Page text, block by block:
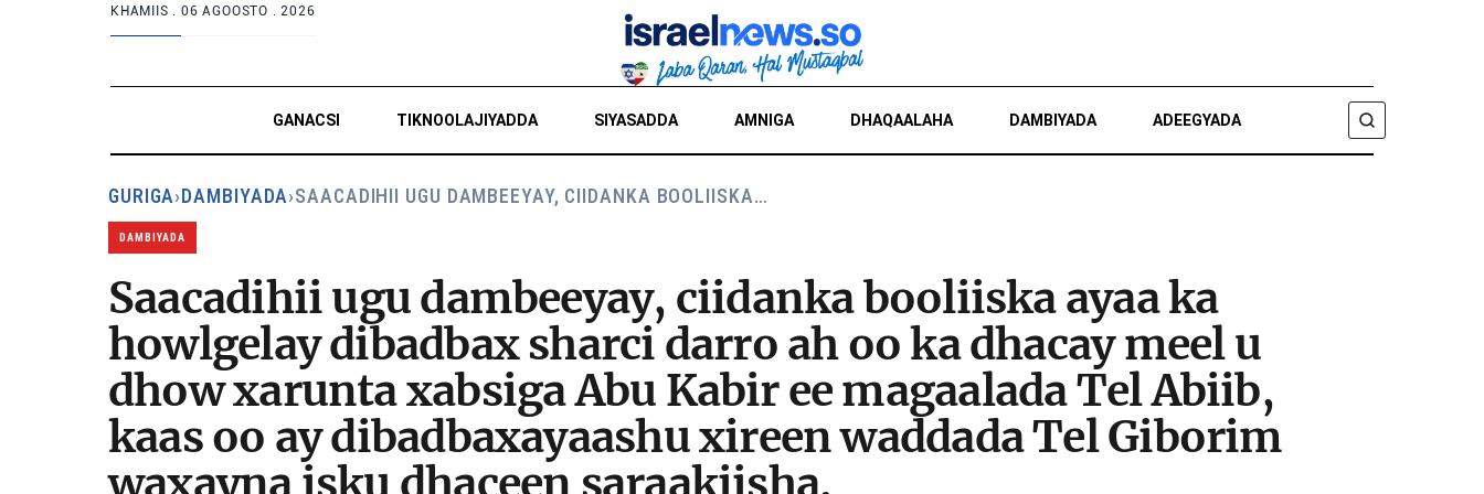
KHAMIIS . 06 AGOOSTO . 2026
GANACSI TIKNOOLAJIYADDA SIYASADDA AMNIGA DHAQAALAHA DAMBIYADA ADEEGYADA
GURIGA›DAMBIYADA›SAACADIHII UGU DAMBEEYAY, CIIDANKA BOOLIISKA…
DAMBIYADA
Saacadihii ugu dambeeyay, ciidanka booliiska ayaa ka
howlgelay dibadbax sharci darro ah oo ka dhacay meel u
dhow xarunta xabsiga Abu Kabir ee magaalada Tel Abiib,
kaas oo ay dibadbaxayaashu xireen waddada Tel Giborim